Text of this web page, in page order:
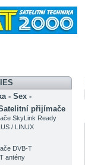
- Sex -
přijímače
SkyLink Ready
/ LINUX
DVB-T
antény